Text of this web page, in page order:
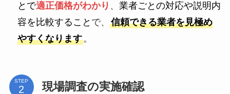
とで適正価格がわかり 、 業者ごとの対応や説明内
容を比較すること で、 信頼できる業者を見極め
やすくなります。
STEP 現場調査の実施確認